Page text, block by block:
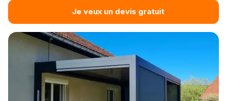
Je veux un devis gratuit